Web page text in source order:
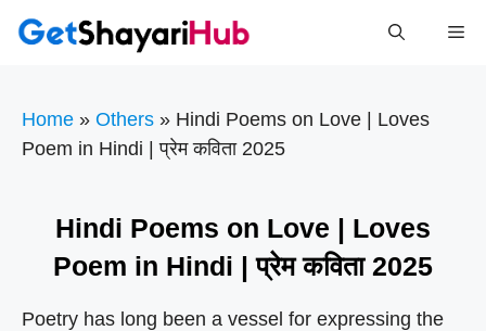
Skip
Home » Others » Hindi Poems on Love | Loves
Poem in Hindi | प्रेम कविता 2025
Hindi Poems on Love | Loves
Poem in Hindi | प्रेम कविता 2025
Poetry has long been a vessel for expressing the